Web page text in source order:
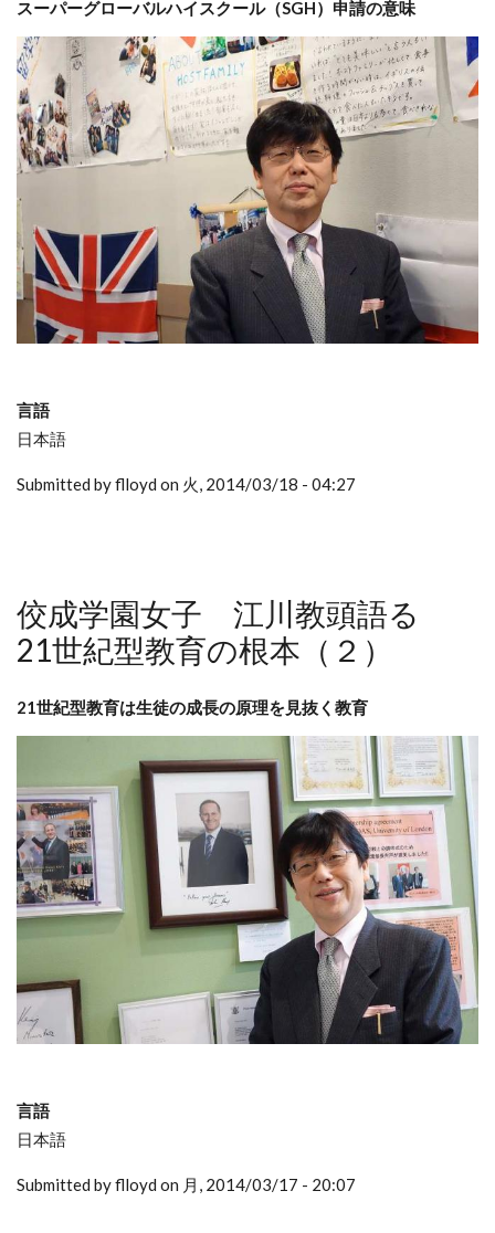
スーパーグローバルハイスクール（SGH）申請の意味
言語
日本語
Submitted by flloyd on 火, 2014/03/18 - 04:27
佼成学園女子 江川教頭語る
21世紀型教育の根本（２）
21世紀型教育は生徒の成長の原理を見抜く教育
言語
日本語
Submitted by flloyd on 月, 2014/03/17 - 20:07